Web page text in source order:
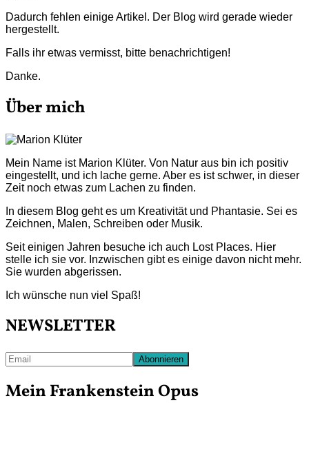
Dadurch fehlen einige Artikel. Der Blog wird gerade wieder
hergestellt.
Falls ihr etwas vermisst, bitte benachrichtigen!
Danke.
Über mich
Mein Name ist Marion Klüter. Von Natur aus bin ich positiv
eingestellt, und ich lache gerne. Aber es ist schwer, in dieser
Zeit noch etwas zum Lachen zu finden.
In diesem Blog geht es um Kreativität und Phantasie. Sei es
Zeichnen, Malen, Schreiben oder Musik.
Seit einigen Jahren besuche ich auch Lost Places. Hier
stelle ich sie vor. Inzwischen gibt es einige davon nicht mehr.
Sie wurden abgerissen.
Ich wünsche nun viel Spaß!
NEWSLETTER
Mein Frankenstein Opus